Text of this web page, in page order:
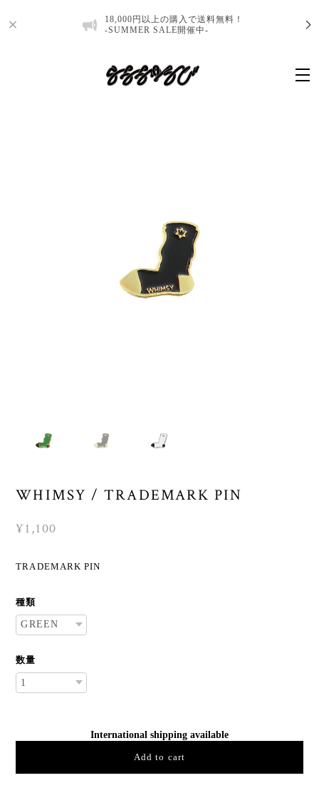
18,000円以上の購入で送料無料！
-SUMMER SALE開催中-
WHIMSY / TRADEMARK PIN
¥1,100
TRADEMARK PIN
種類
数量
International shipping available
Add to cart